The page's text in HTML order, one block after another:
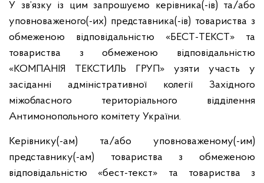
У зв’язку із цим запрошуємо керівника(-ів) та/або
уповноваженого(-их) представника(-ів) товариства з
обмеженою відповідальністю «БЕСТ-ТЕКСТ» та
товариства з обмеженою відповідальністю
«КОМПАНІЯ ТЕКСТИЛЬ ГРУП» узяти участь у
засіданні адміністративної колегії Західного
міжобласного територіального відділення
Антимонопольного комітету України.
Керівнику(-ам) та/або уповноваженому(-им)
представнику(-ам) товариства з обмеженою
відповідальністю «бест-текст» та товариства з